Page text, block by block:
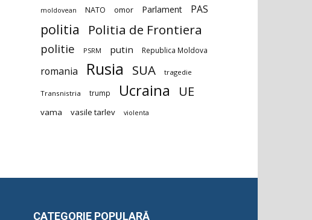
moldovean NATO omor Parlament PAS
politia Politia de Frontiera
politie PSRM putin Republica Moldova
romania Rusia SUA tragedie
Transnistria trump Ucraina UE
vama vasile tarlev violenta
CATEGORIE POPULARĂ